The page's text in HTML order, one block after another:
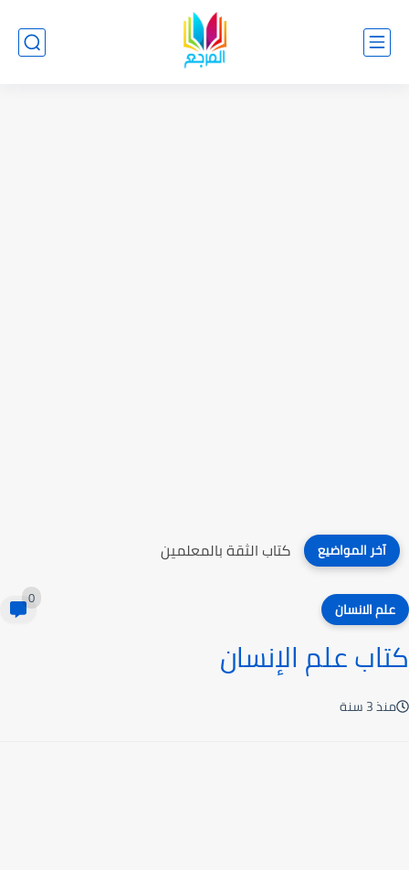
آخر المواضيع كتاب الثقة بالمعلمين
علم الانسان 0
كتاب علم الإنسان
منذ 3 سنة